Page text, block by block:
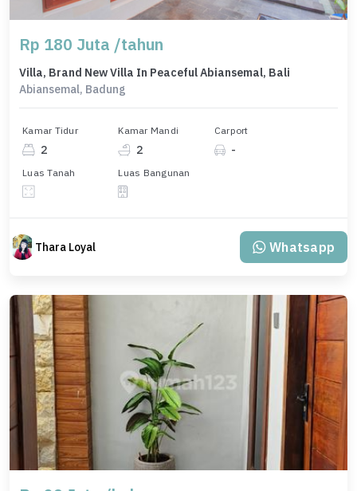
Rp 180 Juta /tahun
Villa, Brand New Villa In Peaceful Abiansemal, Bali
Abiansemal, Badung
Kamar Tidur
2
Kamar Mandi
2
Carport
-
Luas Tanah Luas Bangunan
Thara Loyal Whatsapp